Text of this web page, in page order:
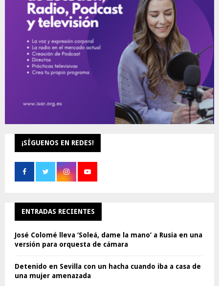
¡SÍGUENOS EN REDES!
ENTRADAS RECIENTES
José Colomé lleva ‘Soleá, dame la mano’ a Rusia en una
versión para orquesta de cámara
Detenido en Sevilla con un hacha cuando iba a casa de
una mujer amenazada